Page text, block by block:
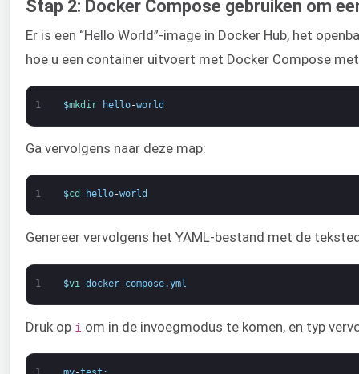
Stap 2: Docker Compose gebruiken om
Er is een “Hello World”-image in Docker Hub, het
hoe u een container uitvoert met Docker Compose
1 $mkdir hello-world
Ga vervolgens naar deze map:
1 $cd hello-world
Genereer vervolgens het YAML-bestand met de
1 $vi docker-compose.yml
Druk op i om in de invoegmodus te komen, en typ